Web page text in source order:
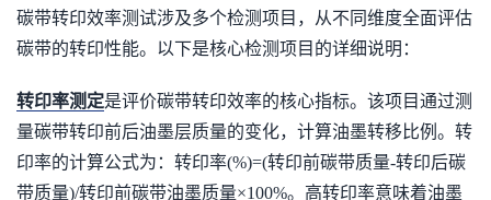
碳带转印效率测试涉及多个检测项目，从不同维度全面评估
碳带的转印性能。以下是核心检测项目的详细说明：
转印率测定是评价碳带转印效率的核心指标。该项目通过测
量碳带转印前后油墨层质量的变化，计算油墨转移比例。转
印率的计算公式为：转印率(%)=(转印前碳带质量-转印后碳
带质量)/转印前碳带油墨质量×100%。高转印率意味着油墨